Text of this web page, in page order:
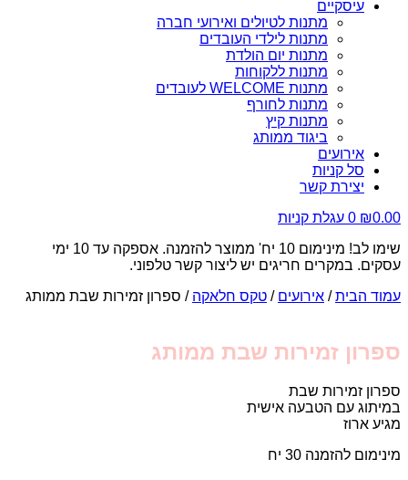
עיסקיים
מתנות לטיולים ואירועי חברה
מתנות לילדי העובדים
מתנות יום הולדת
מתנות ללקוחות
מתנות WELCOME לעובדים
מתנות לחורף
מתנות קיץ
ביגוד ממותג
אירועים
סל קניות
יצירת קשר
₪0.00
0 עגלת קניות
שימו לב! מינימום 10 יח' ממוצר להזמנה. אספקה עד 10 ימי
עסקים. במקרים חריגים יש ליצור קשר טלפוני.
עמוד הבית/ אירועים / טקס חלאקה / ספרון זמירות שבת ממותג
ספרון זמירות שבת ממותג
ספרון זמירות שבת
במיתוג עם הטבעה אישית
מגיע ארוז
מינימום להזמנה 30 יח